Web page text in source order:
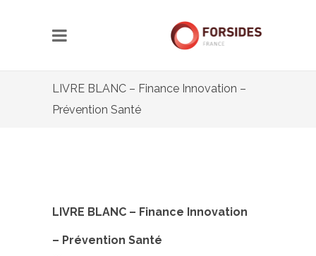
LIVRE BLANC – Finance Innovation –
Prévention Santé
LIVRE BLANC – Finance Innovation
– Prévention Santé